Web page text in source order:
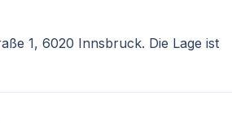
1, 6020 Innsbruck. Die Lage ist